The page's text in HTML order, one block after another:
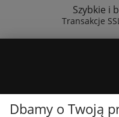
Szybkie i
Transakcje
Dbamy o Twoją